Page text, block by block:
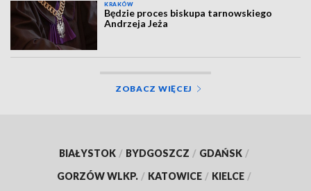
KRAKÓW
Będzie proces biskupa tarnowskiego
Andrzeja Jeża
ZOBACZ WIĘCEJ
BIAŁYSTOK / BYDGOSZCZ / GDAŃSK /
GORZÓW WLKP. / KATOWICE / KIELCE /